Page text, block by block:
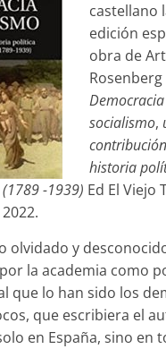
castellano
edición
obra de
Rosenberg
socialismo,
historia
-1939) Ed El Viejo
olvidado y
la academia como
que lo han sido los
que escribiera el
en España, sino en